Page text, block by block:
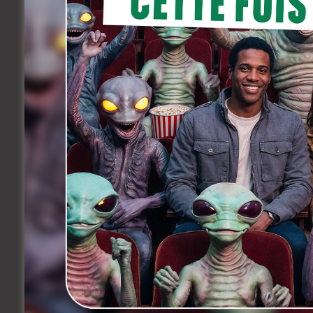
chefs: «Je serais enthousiaste à l’idée
Quant à Margot Robbie, qui incarne le
ne pas être contre une suite:« Nous
fixé. Ça pourrait aller dans un million de
Enfin, dans le journalNew York Times,
l’aventure. Sur le ton de l’humour,
ne veux pas quitter le parc d’attraction.
faut partir.» Mais c’est comme si
quitter le parc, et je jure qu’ils arrivent.»
Une éventuelle suite pourrait aussi
« spin-off » entièrement consacré à
Rien n’a encore été officiellement
Share Facebook Twitter
Précedent
Et de trois pour Agatha Christie